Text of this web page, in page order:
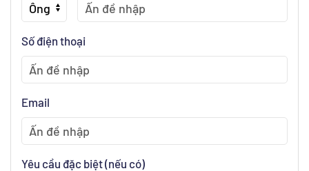
Số điện thoại
Email
Yêu cầu đặc biệt (nếu có)